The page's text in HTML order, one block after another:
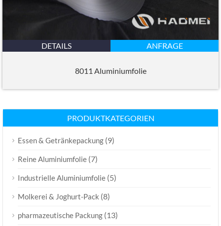
DETAILS ANFRAGE
8011 Aluminiumfolie
PRODUKTKATEGORIEN
Essen & Getränkepackung (9)
Reine Aluminiumfolie (7)
Industrielle Aluminiumfolie (5)
Molkerei & Joghurt-Pack (8)
pharmazeutische Packung (13)